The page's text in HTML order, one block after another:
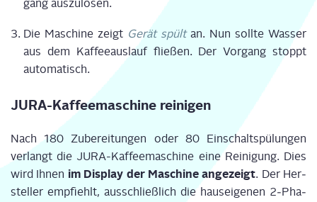
gang auszulösen.
Die Maschi­ne zeigt Gerät spültan. Nun soll­te Was­ser
aus dem Kaf­fee­aus­lauf flie­ßen. Der Vor­gang stoppt
automatisch.
JURA-Kaf­fee­ma­schi­ne reinigen
Nach 180 Zube­rei­tun­gen oder 80 Ein­schalt­spü­lun­gen
ver­langt die JURA-Kaf­fee­ma­schi­ne eine Rei­ni­gung. Dies
wird Ihnen im Dis­play der Maschi­ne ange­zeigt. Der Her­
stel­ler emp­fiehlt, aus­schließ­lich die haus­ei­ge­nen 2‑Pha­